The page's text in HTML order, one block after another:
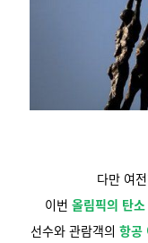
다만 여
이번올림픽의 탄
선수와 관람객의항공